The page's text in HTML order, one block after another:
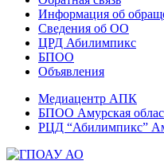
Информация об
Сведения об ОО
ЦРД Абилимпикс
БПОО
Объявления
Медиацентр АПК
БПОО Амурская
РЦД “Абилимпикс”